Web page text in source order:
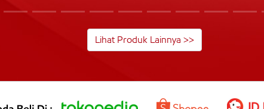
Lihat Produk Lainnya >>